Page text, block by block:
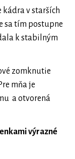
kádra v starších
sa tím postupne
k stabilným
zomknutie
mňa je
a otvorená
výrazné